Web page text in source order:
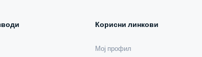
Корисни линкови
Мој профил